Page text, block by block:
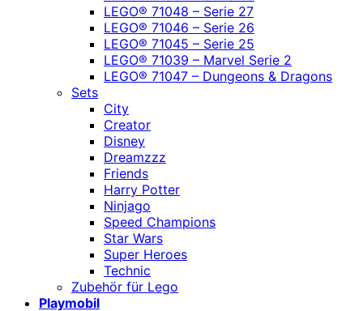
LEGO® 71048 – Serie 27
LEGO® 71046 – Serie 26
LEGO® 71045 – Serie 25
LEGO® 71039 – Marvel Serie 2
LEGO® 71047 – Dungeons & Dragons
Sets
City
Creator
Disney
Dreamzzz
Friends
Harry Potter
Ninjago
Speed Champions
Star Wars
Super Heroes
Technic
Zubehör für Lego
Playmobil